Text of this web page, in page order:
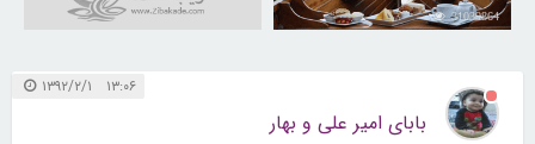
31039864
۱۳:۰۶ ۱۳۹۲/۲/۱
بابای امیر علی و بهار